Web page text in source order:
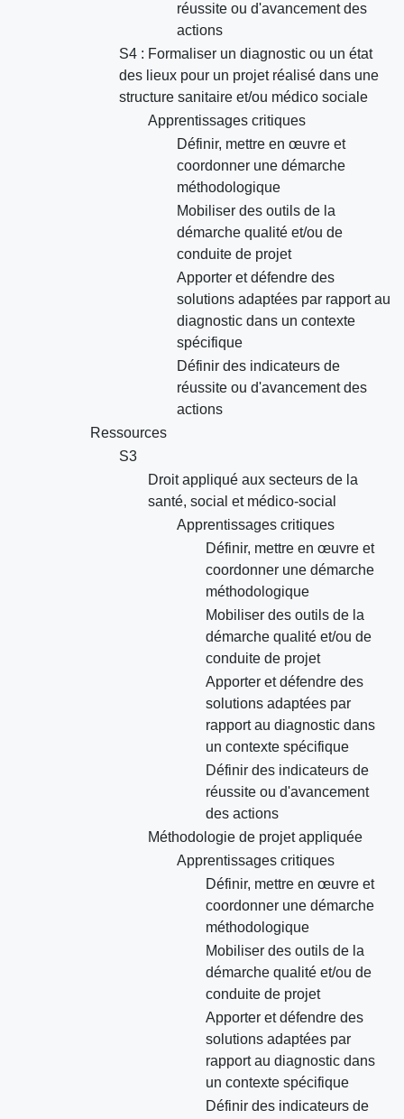
réussite ou d'avancement des
actions
S4 : Formaliser un diagnostic ou un état
des lieux pour un projet réalisé dans une
structure sanitaire et/ou médico sociale
Apprentissages critiques
Définir, mettre en œuvre et
coordonner une démarche
méthodologique
Mobiliser des outils de la
démarche qualité et/ou de
conduite de projet
Apporter et défendre des
solutions adaptées par rapport au
diagnostic dans un contexte
spécifique
Définir des indicateurs de
réussite ou d'avancement des
actions
Ressources
S3
Droit appliqué aux secteurs de la
santé, social et médico-social
Apprentissages critiques
Définir, mettre en œuvre et
coordonner une démarche
méthodologique
Mobiliser des outils de la
démarche qualité et/ou de
conduite de projet
Apporter et défendre des
solutions adaptées par
rapport au diagnostic dans
un contexte spécifique
Définir des indicateurs de
réussite ou d'avancement
des actions
Méthodologie de projet appliquée
Apprentissages critiques
Définir, mettre en œuvre et
coordonner une démarche
méthodologique
Mobiliser des outils de la
démarche qualité et/ou de
conduite de projet
Apporter et défendre des
solutions adaptées par
rapport au diagnostic dans
un contexte spécifique
Définir des indicateurs de